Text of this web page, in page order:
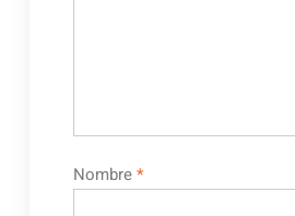
Nombre*